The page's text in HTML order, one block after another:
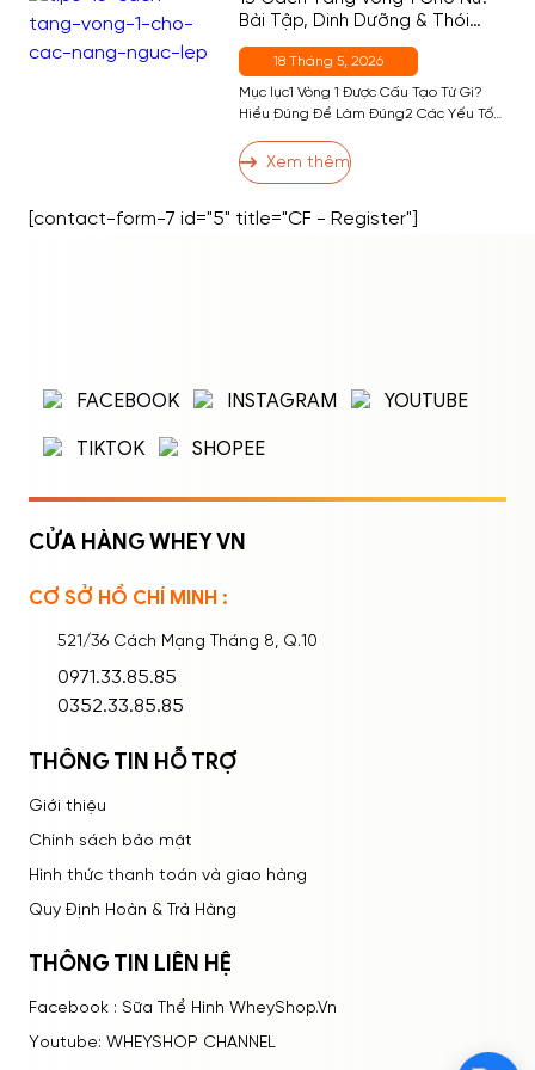
Bài Tập, Dinh Dưỡng & Thói
Quen Hiệu Quả Nhất
18 Tháng 5, 2026
Mục lục1 Vòng 1 Được Cấu Tạo Từ Gì?
Hiểu Đúng Để Làm Đúng2 Các Yếu Tố
Cách Tăng Vòng 1 Hiệu Quả3.1 Nhóm 1:
Bài Tập Phát Triển Cơ Ngực3.2 Nhóm 2:
Nhóm 3: Thói Quen và Kỹ Thuật […]
Xem thêm
Nhập tên đăng nhập/email và mật khẩu để
Ghi nhớ mật khẩu
[contact-form-7 id="5" title="CF - Register"]
FACEBOOK INSTAGRAM
YOUTUBE
TIKTOK
SHOPEE
CỬA HÀNG WHEY VN
CƠ SỞ HỒ CHÍ MINH :
521/36 Cách Mạng Tháng 8, Q.10
0971.33.85.85
0352.33.85.85
THÔNG TIN HỖ TRỢ
Giới thiệu
Chính sách bảo mật
Hình thức thanh toán và giao hàng
Quy Định Hoàn & Trả Hàng
THÔNG TIN LIÊN HỆ
Facebook : Sữa Thể Hình WheyShop.Vn
Youtube: WHEYSHOP CHANNEL